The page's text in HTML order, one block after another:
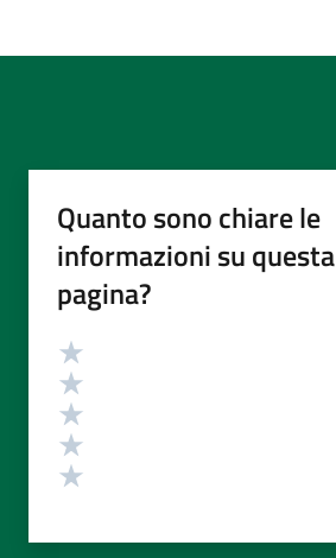
Quanto sono chiare le
informazioni su questa
pagina?
Valutazione